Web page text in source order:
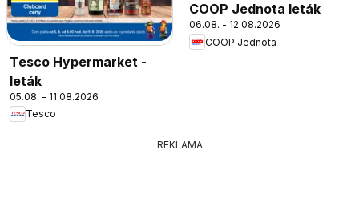
Tesco Hypermarket -
leták
05.08. - 11.08.2026
Tesco
COOP Jednota leták
06.08. - 12.08.2026
COOP Jednota
REKLAMA